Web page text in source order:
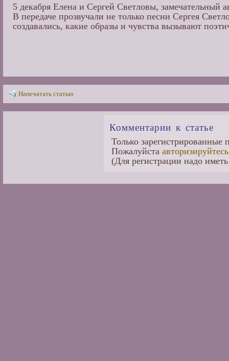
5 декабря Елена и Сергей Светловы, замечательный
В передаче прозвучали не только песни Сергея
создавались, какие образы и чувства вызывают
Напечатать статью
Комментарии к статье
Только зарегистрированные
Пожалуйстаавторизируйтесь
(Для регистрации надо